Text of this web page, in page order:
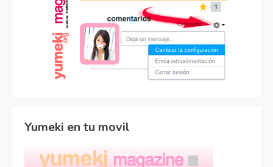
Yumeki en tu movil